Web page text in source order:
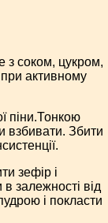
з соком, цукром,
активному
піни.Тонкою
взбивати. Збити
зефір і
залежності від
і покласти